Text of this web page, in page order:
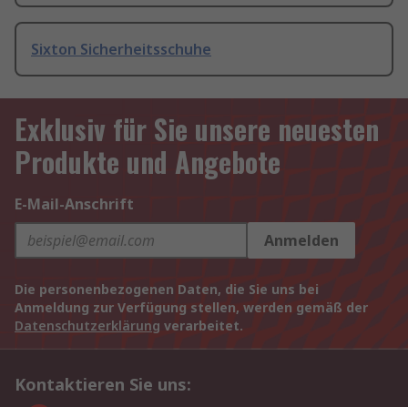
Sixton Sicherheitsschuhe
Exklusiv für Sie unsere neuesten
Produkte und Angebote
E-Mail-Anschrift
Anmelden
Die personenbezogenen Daten, die Sie uns bei
Anmeldung zur Verfügung stellen, werden gemäß der
Datenschutzerklärung verarbeitet.
Kontaktieren Sie uns: